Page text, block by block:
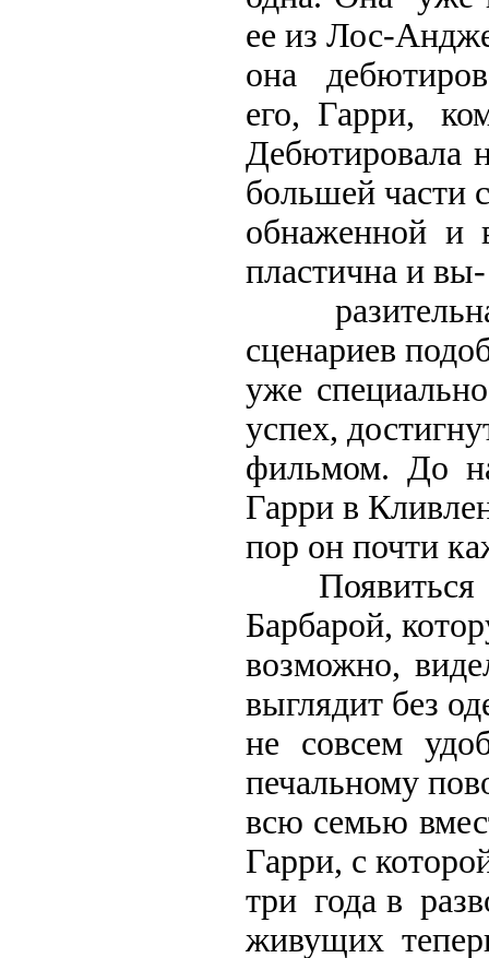
ее из Лос-
она
его, Гарри,
Дебютировала
большей части
обнаженной и
пластична и вы-
сценариев
уже
успех,
фильмом. До
Гарри в
пор он почти
Появиться
Барбарой,
возможно,
выглядит без
не совсем
печальному
всю семью
Гарри, с
три года в
живущих